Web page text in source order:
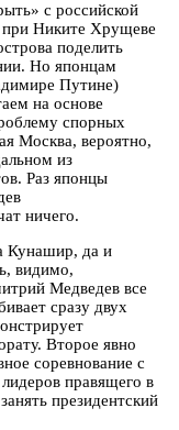
с российской
при Никите Хрущеве
поделить
Но японцам
Путине)
на основе
спорных
Москва, вероятно,
из
Раз японцы
ничего.
Кунашир, да и
видимо,
Медведев все
сразу двух
Второе явно
соревнование с
правящего в
президентский